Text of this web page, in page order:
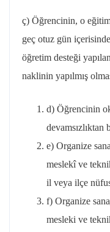
ç) Öğrencinin, o eğitim
geç otuz gün
öğretim desteği
naklinin yapılmış
d) Öğrencinin
devamsızlıktan
e) Organize
meslekî ve
il veya ilçe
f) Organize
mesleki ve